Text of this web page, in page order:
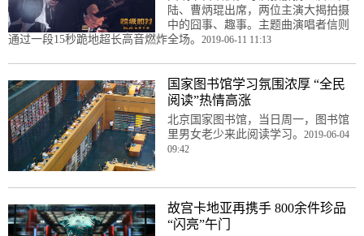
陆、曹炳琨出席，两位主演大揭拍摄
中的囧事、趣事。主题曲演唱者信则
通过一段15秒跪地超长高音燃炸全场。 2019-06-11 11:13
国家图书馆学习氛围浓厚 “全民
阅读”热情高涨
北京国家图书馆，当日周一，图书馆
里男女老少来此阅读学习。 2019-06-04
09:42
故宫卡地亚再携手 800余件珍品
“闪亮”午门